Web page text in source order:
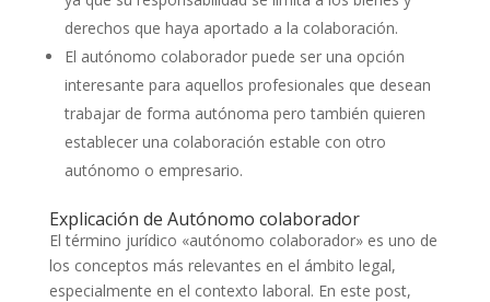
derechos que haya aportado a la colaboración.
El autónomo colaborador puede ser una opción
interesante para aquellos profesionales que desean
trabajar de forma autónoma pero también quieren
establecer una colaboración estable con otro
autónomo o empresario.
Explicación de Autónomo colaborador
El término jurídico «autónomo colaborador» es uno de
los conceptos más relevantes en el ámbito legal,
especialmente en el contexto laboral. En este post,